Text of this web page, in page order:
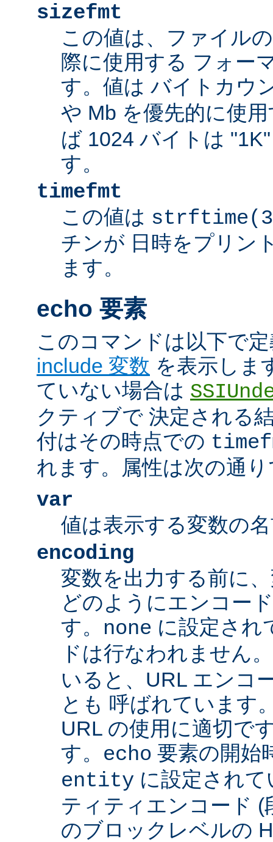
sizefmt
この値は、ファイル
際に使用する フォー
す。値は バイトカウ
や Mb を優先的に使
ば 1024 バイトは
す。
timefmt
この値は
チンが 日時をプリン
ます。
echo 要素
このコマンドは以下で
include 変数 を表示しま
ていない場合は
クティブで 決定される
付はその時点での
れます。属性は次の通
var
値は表示する変数の
encoding
変数を出力する前に
どのようにエンコー
す。 none に設定され
ドは行なわれません
いると、URL エンコ
とも 呼ばれています
URL の使用に適切で
す。 echo 要素の開始
entity に設定され
ティティエンコード
のブロックレベルの